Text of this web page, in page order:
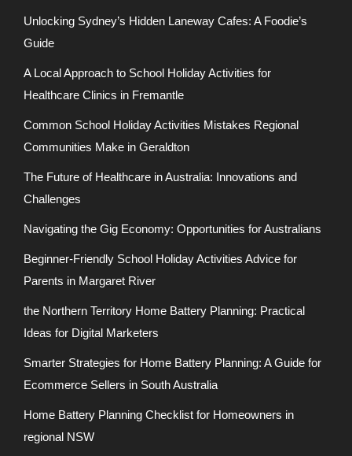
Unlocking Sydney’s Hidden Laneway Cafes: A Foodie’s
Guide
A Local Approach to School Holiday Activities for
Healthcare Clinics in Fremantle
Common School Holiday Activities Mistakes Regional
Communities Make in Geraldton
The Future of Healthcare in Australia: Innovations and
Challenges
Navigating the Gig Economy: Opportunities for Australians
Beginner-Friendly School Holiday Activities Advice for
Parents in Margaret River
the Northern Territory Home Battery Planning: Practical
Ideas for Digital Marketers
Smarter Strategies for Home Battery Planning: A Guide for
Ecommerce Sellers in South Australia
Home Battery Planning Checklist for Homeowners in
regional NSW